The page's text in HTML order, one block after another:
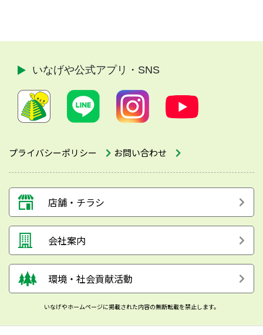
プライバシーポリシー お問い合わせ
いなげや公式アプリ・SNS
店舗・チラシ
会社案内
環境・社会貢献活動
いなげやホームページに掲載された内容の無断転載を禁止します。